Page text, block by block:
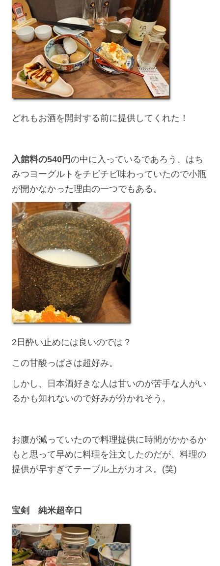
どれもお酒を開封する前に提供してくれた！
入館料の540円の中に入っているであろう、はち
みつヨーグルトをチビチビ味わっていたので小瓶
が開かなかった理由の一つでもある。
2日酔い止めには良いのでは？
この甘酸っぱさは超好み。
しかし、日本酒好きな人は甘いのが苦手な人がい
るかも知れないので好みが分かれそう。
お腹が減っていたので料理提供に時間がかかるか
もと思って早めに料理を注文したのだが、料理の
提供が早すぎてテーブル上がカオス。(笑)
宝剣 純米超辛口